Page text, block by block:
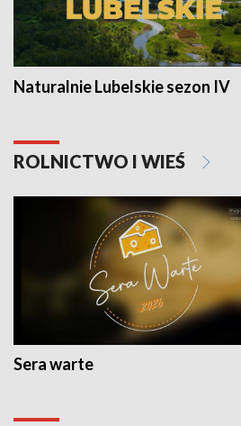
Naturalnie Lubelskie sezon IV
ROLNICTWO I WIEŚ
Sera warte